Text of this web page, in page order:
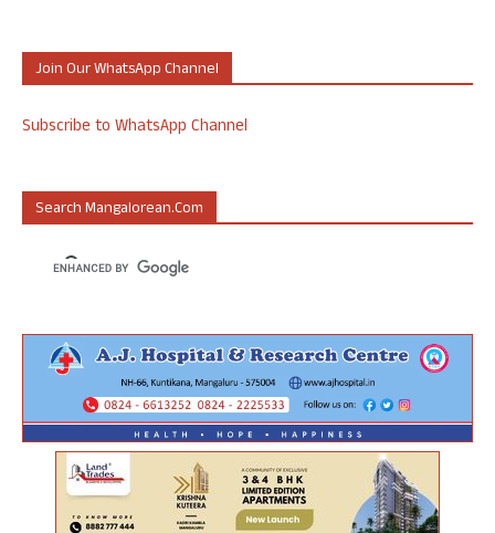
Join Our WhatsApp Channel
Subscribe to WhatsApp Channel
Search Mangalorean.com